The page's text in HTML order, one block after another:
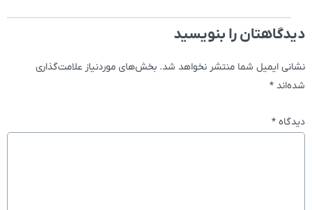
دیدگاهتان را بنویسید
نشانی ایمیل شما منتشر نخواهد شد. بخش‌های موردنیاز علامت‌گذاری
شده‌اند *
دیدگاه *